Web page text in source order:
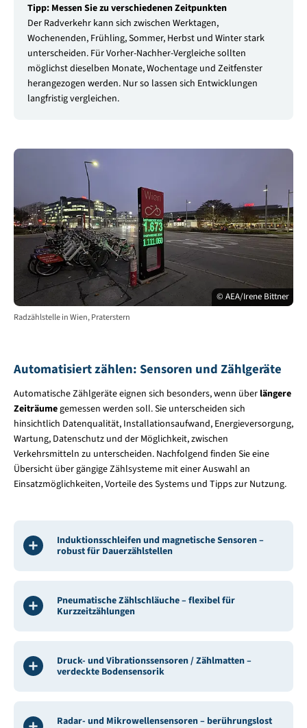
Tipp: Messen Sie zu verschiedenen Zeitpunkten
Der Radverkehr kann sich zwischen Werktagen,
Wochenenden, Frühling, Sommer, Herbst und Winter stark
unterscheiden. Für Vorher-Nachher-Vergleiche sollten
möglichst dieselben Monate, Wochentage und Zeitfenster
herangezogen werden. Nur so lassen sich Entwicklungen
langfristig vergleichen.
© AEA/Irene Bittner
Radzählstelle in Wien, Praterstern
Automatisiert zählen: Sensoren und Zählgeräte
Automatische Zählgeräte eignen sich besonders, wenn überlängere
Zeiträumegemessen werden soll. Sie unterscheiden sich
hinsichtlich Datenqualität, Installationsaufwand, Energieversorgung,
Wartung, Datenschutz und der Möglichkeit, zwischen
Verkehrsmitteln zu unterscheiden. Nachfolgend finden Sie eine
Übersicht über gängige Zählsysteme mit einer Auswahl an
Einsatzmöglichkeiten, Vorteile des Systems und Tipps zur Nutzung.
Induktionsschleifen und magnetische Sensoren –
robust für Dauerzählstellen
Pneumatische Zählschläuche – flexibel für
Kurzzeitzählungen
Druck- und Vibrationssensoren / Zählmatten –
verdeckte Bodensensorik
Radar- und Mikrowellensensoren – berührungslost